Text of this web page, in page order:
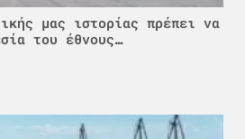
μας ιστορίας πρέπει να
του έθνους…